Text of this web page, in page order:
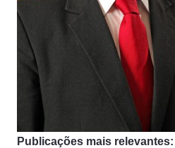
Publicações mais relevantes: